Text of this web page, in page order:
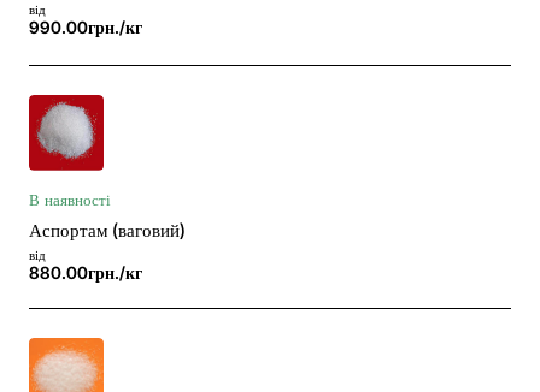
від
990.00грн./кг
В наявності
Аспортам (ваговий)
від
880.00грн./кг